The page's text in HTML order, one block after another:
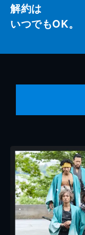
解約は
いつでもOK。